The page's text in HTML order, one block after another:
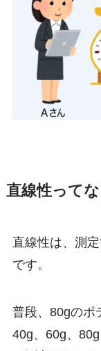
直線性ってな
直線性は、 測
です。
普段、80gのポ
40g、60g、